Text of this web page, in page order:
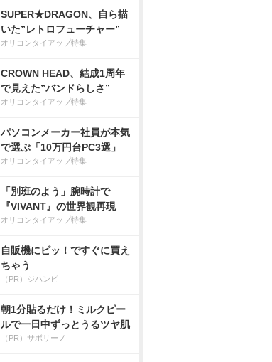
SUPER★DRAGON、自ら描
いた”レトロフューチャー”
オリコンタイアップ特集
CROWN HEAD、結成1周年
で見えた”バンドらしさ”
オリコンタイアップ特集
パソコンメーカー社員が本気
で選ぶ「10万円台PC3選」
オリコンタイアップ特集
「別班のよう」腕時計で
『VIVANT』の世界観再現
オリコンタイアップ特集
自販機にピッ！ですぐに買え
ちゃう
（PR）ジハンピ
朝1分貼るだけ！ミルクピー
ルで一日中ずっとうるツヤ肌
（PR）サボリーノ